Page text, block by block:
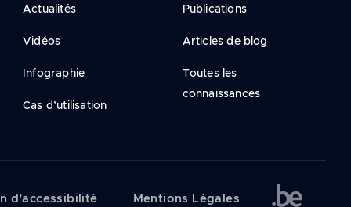
Actualités
Vidéos
Infographie
Cas d’utilisation
Publications
Articles de blog
Toutes les
connaissances
d’accessibilité Mentions Légales